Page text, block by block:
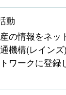
動
の情報をネッ
機構(レイン
ワークに登録